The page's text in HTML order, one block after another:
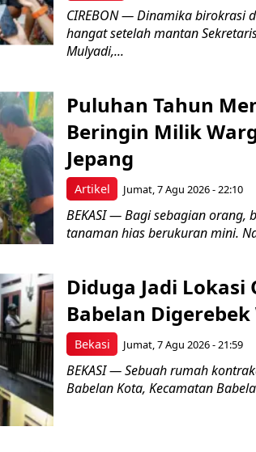
CIREBON — Dinamika birokrasi
hangat setelah mantan
Mulyadi,...
Artikel
Puluhan Tahun
Beringin Milik
Jepang
Jumat, 7 Agu 2026 - 22:10
BEKASI — Bagi sebagian orang,
tanaman hias berukuran mini.
Bekasi
Diduga Jadi Lokasi
Babelan Digerebek
Jumat, 7 Agu 2026 - 21:59
BEKASI — Sebuah rumah
Babelan Kota, Kecamatan